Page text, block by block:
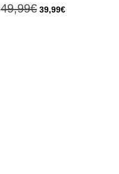
49,99€ 39,99€